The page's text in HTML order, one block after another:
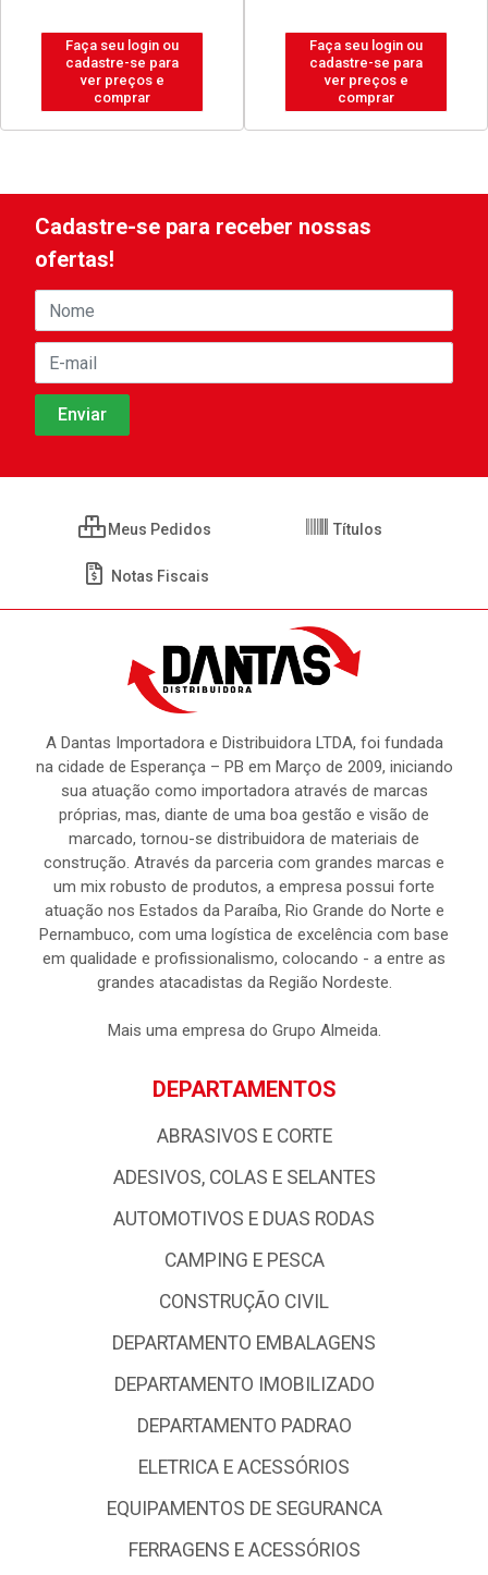
Faça seu login ou
cadastre-se para
ver preços e
comprar
Faça seu login ou
cadastre-se para
ver preços e
comprar
Cadastre-se para receber nossas
ofertas!
Meus Pedidos Títulos
Notas Fiscais
A Dantas Importadora e Distribuidora LTDA, foi fundada
na cidade de Esperança – PB em Março de 2009, iniciando
sua atuação como importadora através de marcas
próprias, mas, diante de uma boa gestão e visão de
marcado, tornou-se distribuidora de materiais de
construção. Através da parceria com grandes marcas e
um mix robusto de produtos, a empresa possui forte
atuação nos Estados da Paraíba, Rio Grande do Norte e
Pernambuco, com uma logística de excelência com base
em qualidade e profissionalismo, colocando - a entre as
grandes atacadistas da Região Nordeste.
Mais uma empresa do Grupo Almeida.
DEPARTAMENTOS
ABRASIVOS E CORTE
ADESIVOS, COLAS E SELANTES
AUTOMOTIVOS E DUAS RODAS
CAMPING E PESCA
CONSTRUÇÃO CIVIL
DEPARTAMENTO EMBALAGENS
DEPARTAMENTO IMOBILIZADO
DEPARTAMENTO PADRAO
ELETRICA E ACESSÓRIOS
EQUIPAMENTOS DE SEGURANCA
FERRAGENS E ACESSÓRIOS